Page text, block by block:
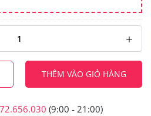
THÊM VÀO GIỎ HÀNG
(9:00 - 21:00)